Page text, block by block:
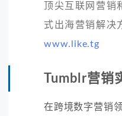
顶尖互联网营
式出海营销解决
www.like.tg
Tumblr营销
在跨境数字营销